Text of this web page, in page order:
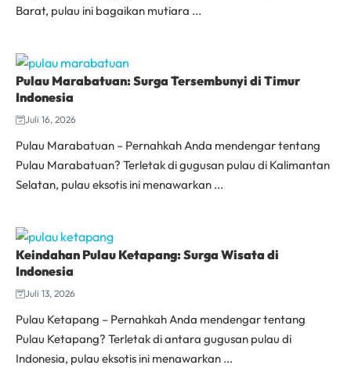
Barat, pulau ini bagaikan mutiara ...
Pulau Marabatuan: Surga Tersembunyi di Timur
Indonesia
Juli 16, 2026
Pulau Marabatuan – Pernahkah Anda mendengar tentang
Pulau Marabatuan? Terletak di gugusan pulau di Kalimantan
Selatan, pulau eksotis ini menawarkan ...
Keindahan Pulau Ketapang: Surga Wisata di
Indonesia
Juli 13, 2026
Pulau Ketapang – Pernahkah Anda mendengar tentang
Pulau Ketapang? Terletak di antara gugusan pulau di
Indonesia, pulau eksotis ini menawarkan ...